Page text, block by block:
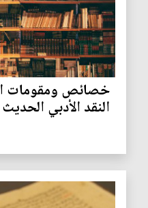
خصائص ومقومات
النقد الأدبي الحديث